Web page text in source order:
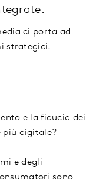
ci porta ad
strategici.
e la fiducia dei
più digitale?
e degli
sono